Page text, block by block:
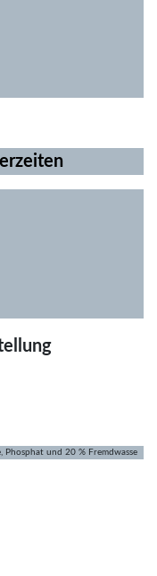
Phosphat und 20 % Fremdwasse